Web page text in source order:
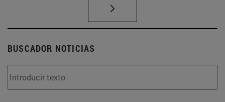
BUSCADOR NOTICIAS